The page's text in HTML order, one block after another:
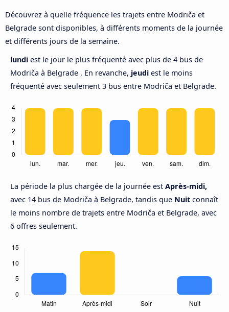
Découvrez à quelle fréquence les trajets entre Modriča et
Belgrade sont disponibles, à différents moments de la journée
et différents jours de la semaine.
lundi est le jour le plus fréquenté avec plus de 4 bus de
Modriča à Belgrade . En revanche, jeudi est le moins
fréquenté avec seulement 3 bus entre Modriča et Belgrade.
La période la plus chargée de la journée est Après-midi,
avec 14 bus de Modriča à Belgrade, tandis que Nuit connaît
le moins nombre de trajets entre Modriča et Belgrade, avec
6 offres seulement.